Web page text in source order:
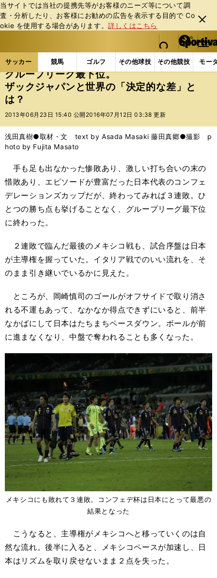
当サイトでは当社の提携先等がお客様のニーズ等について調
査・分析したり、お客様にお勧めの広告を表⽰する⽬的で Co
okie を使⽤する場合があります。詳しくはこちら
閉じ
る
web Sportiva (webスポルティーバ)
検索
マイペ
ー
ジ
メニュ
サッカー 競馬 ゴルフ その他球技 その他競技 モー
ス
ポ
ル
テ
ー
バ
サッカーの記事一覧 サッカー代表 日本代表 グ
グループリーグ最下位。
ザックジャパンと世界の「決定的な差」と
は？
2013年06月23日 15:40 公開 2016年07月12日 03:38 更新
浅田真樹●取材・文 text by Asada Masaki 藤田真郷●撮影 p
hoto by Fujita Masato
手も足も出なかった惨敗あり、激しい打ち合いの末の
惜敗あり、エピソードが豊富だった日本代表のコンフェ
デレーションズカップだが、終わってみれば３連敗。ひ
とつの勝ち点も挙げることなく、グループリーグ最下位
に終わった。
２連敗で臨んだ最後のメキシコ戦も、試合序盤は日本
が主導権を握っていた。イタリア戦でのいい流れを、そ
のまま引き継いでいるかに見えた。
ところが、岡崎慎司のゴールがオフサイドで取り消さ
れる不運もあって、なかなか得点できずにいると、前半
なかばにして日本はたちまちペースダウン。ボールが前
に進まなくなり、中盤で奪われることも多くなった。
メキシコにも敗れて３連敗。コンフェデ杯は日本にとって最悪の
結果となった
こうなると、主導権がメキシコへと移っていくのは自
然な流れ。後半に入ると、メキシコペースが加速し、日
本はリズムを取り戻せないまま２点を失った。